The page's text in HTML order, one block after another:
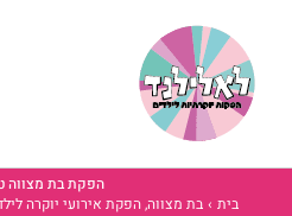
הפקת בת מצווה
בית
בת מצווה הפקת אירועי יוקרה